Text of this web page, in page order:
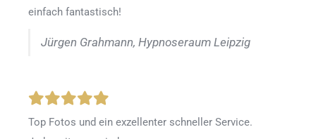
einfach fantastisch!
Jürgen Grahmann, Hypnoseraum Leipzig
Top Fotos und ein exzellenter schneller Service.